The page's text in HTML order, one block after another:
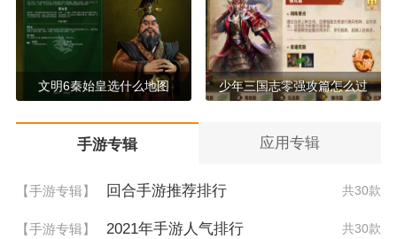
文明6秦始皇选什么地图 少年三国志零强攻篇怎么过
手游专辑 应用专辑
【手游专辑】 回合手游推荐排行 共30款
【手游专辑】 2021年手游人气排行 共30款